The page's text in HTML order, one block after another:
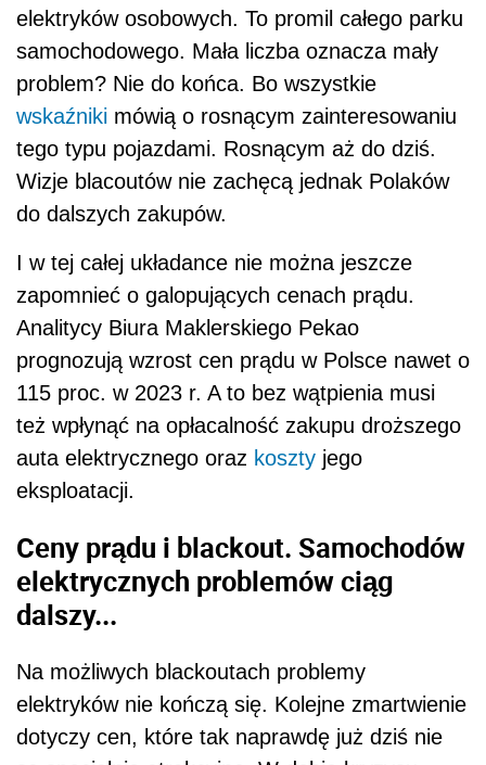
elektryków osobowych. To promil całego parku
samochodowego. Mała liczba oznacza mały
problem? Nie do końca. Bo wszystkie
wskaźniki mówią o rosnącym zainteresowaniu
tego typu pojazdami. Rosnącym aż do dziś.
Wizje blacoutów nie zachęcą jednak Polaków
do dalszych zakupów.
I w tej całej układance nie można jeszcze
zapomnieć o galopujących cenach prądu.
Analitycy Biura Maklerskiego Pekao
prognozują wzrost cen prądu w Polsce nawet o
115 proc. w 2023 r. A to bez wątpienia musi
też wpłynąć na opłacalność zakupu droższego
auta elektrycznego oraz koszty jego
eksploatacji.
Ceny prądu i blackout. Samochodów
elektrycznych problemów ciąg
dalszy...
Na możliwych blackoutach problemy
elektryków nie kończą się. Kolejne zmartwienie
dotyczy cen, które tak naprawdę już dziś nie